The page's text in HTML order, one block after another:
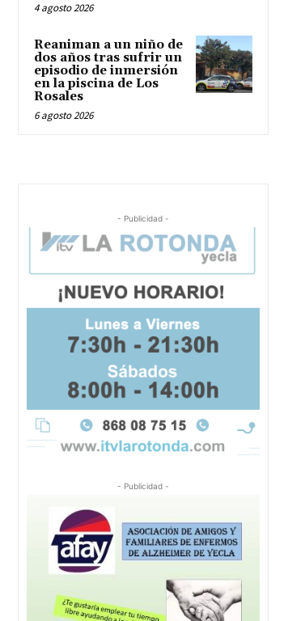
4 agosto 2026
Reaniman a un niño de
dos años tras sufrir un
episodio de inmersión
en la piscina de Los
Rosales
6 agosto 2026
- Publicidad -
- Publicidad -